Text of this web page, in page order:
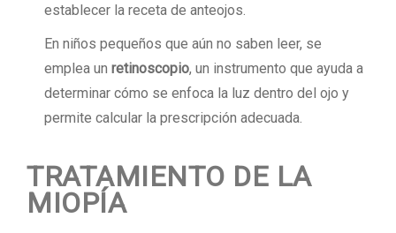
establecer la receta de anteojos.
En niños pequeños que aún no saben leer, se
emplea un retinoscopio, un instrumento que ayuda a
determinar cómo se enfoca la luz dentro del ojo y
permite calcular la prescripción adecuada.
TRATAMIENTO DE LA
MIOPÍA